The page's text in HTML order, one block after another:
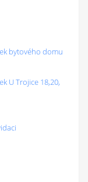
bytového domu
U Trojice 18,20,